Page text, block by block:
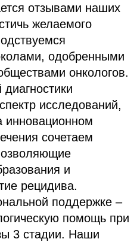
отзывами наших
желаемого
одобренными
онкологов.
исследований,
инновационном
сочетаем
и
рецидива.
поддержке –
помощь при
3 стадии. Наши